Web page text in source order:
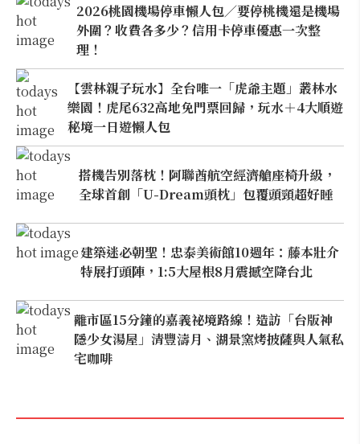
2026桃園機場停車懶人包／要停桃機還是機場
外圍？收費各多少？信用卡停車優惠一次整
理！
【雲林親子玩水】全台唯一「虎爺主題」叢林水
樂園！虎尾632高地免門票回歸，玩水＋4大順遊
秘境一日遊懶人包
搭機告別落枕！阿聯酋航空經濟艙座椅升級，
全球首創「U-Dream頭枕」包覆頭頸超好睡
建築迷必朝聖！忠泰美術館10週年：藤本壯介
特展打頭陣，1:5大屋根8月震撼空降台北
離市區15分鐘的嘉義祕境路線！造訪「台版神
隱少女湯屋」清豐濤月、湖景窯烤披薩與人氣私
宅咖啡